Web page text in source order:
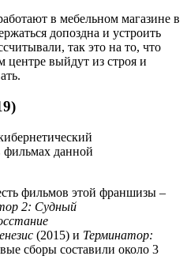
в мебельном магазине в
допоздна и устроить
так это на то, что
центре выйдут из строя и
фильмах данной
фильмов этой франшизы –
2: Судный
(2015) и Терминатор:
сборы составили около 3